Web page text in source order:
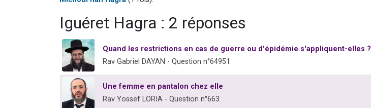
Iguéret Hagra : 2 réponses
Quand les restrictions en cas de guerre ou d'épidémie s'appliquent-elles ?
Rav Gabriel DAYAN - Question n°64951
Une femme en pantalon chez elle
Rav Yossef LORIA - Question n°663